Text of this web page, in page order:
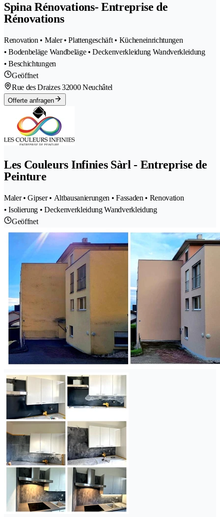
Spina Rénovations- Entreprise de
Rénovations
Renovation • Maler • Plattengeschäft • Kücheneinrichtungen
• Bodenbeläge Wandbeläge • Deckenverkleidung Wandverkleidung
• Beschichtungen
Geöffnet
Rue des Draizes 32000 Neuchâtel
Offerte anfragen
Les Couleurs Infinies Sàrl - Entreprise de
Peinture
Maler • Gipser • Altbausanierungen • Fassaden • Renovation
• Isolierung • Deckenverkleidung Wandverkleidung
Geöffnet